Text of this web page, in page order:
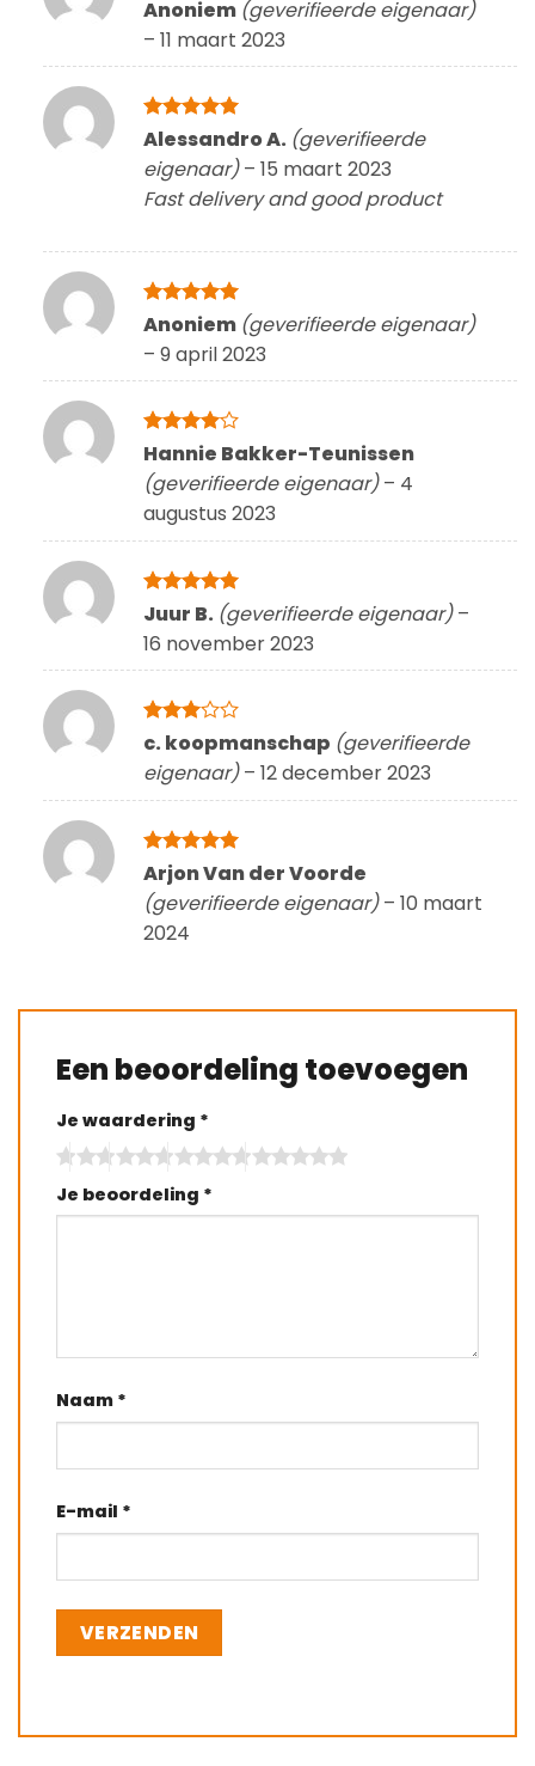
Gewaardeerd
Anoniem (geverifieerde eigenaar)
– 11 maart 2023
Gewaardeerd
Alessandro A. (geverifieerde
eigenaar) – 15 maart 2023
Fast delivery and good product
Gewaardeerd
Anoniem (geverifieerde eigenaar)
– 9 april 2023
Gewaardeerd
uit 5
Hannie Bakker-Teunissen
(geverifieerde eigenaar) – 4
augustus 2023
Gewaardeerd
Juur B. (geverifieerde eigenaar) –
16 november 2023
Gewaardeerd
c. koopmanschap (geverifieerde
eigenaar) – 12 december 2023
Gewaardeerd
uit 5
Arjon Van der Voorde
(geverifieerde eigenaar) – 10 maart
2024
Een beoordeling toevoegen
Je waardering *
Je beoordeling *
Naam *
E-mail *